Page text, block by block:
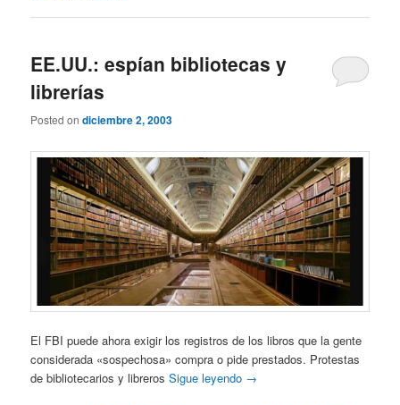
EE.UU.: espían bibliotecas y
librerías
Posted ondiciembre 2, 2003
El FBI puede ahora exigir los registros de los libros que la gente
considerada «sospechosa» compra o pide prestados. Protestas
de bibliotecarios y librerosSigue leyendo →